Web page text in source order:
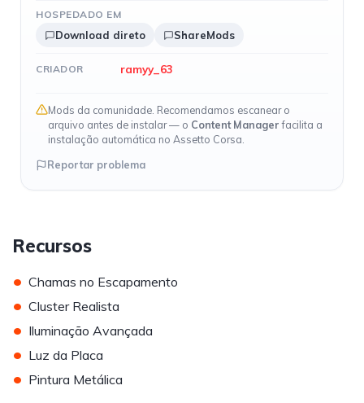
HOSPEDADO EM
Download direto ShareMods
CRIADOR ramyy_63
Mods da comunidade. Recomendamos escanear o
arquivo antes de instalar — o Content Managerfacilita a
instalação automática no Assetto Corsa.
Reportar problema
Recursos
• Chamas no Escapamento
• Cluster Realista
• Iluminação Avançada
• Luz da Placa
• Pintura Metálica